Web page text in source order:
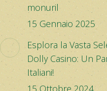
monuril
15 Gennaio 2025
Esplora la Vasta
Dolly Casino: Un
Italiani!
15 Ottobre 2024